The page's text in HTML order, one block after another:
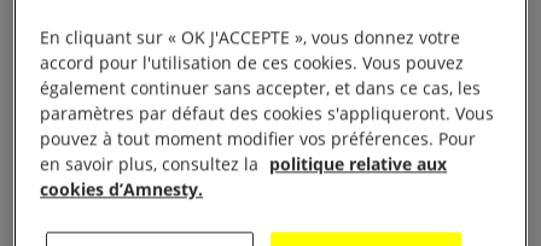
En cliquant sur « OK J'ACCEPTE », vous donnez votre
accord pour l'utilisation de ces cookies. Vous pouvez
également continuer sans accepter, et dans ce cas, les
paramètres par défaut des cookies s'appliqueront. Vous
pouvez à tout moment modifier vos préférences. Pour
en savoir plus, consultez la politique relative aux
cookies d’Amnesty.